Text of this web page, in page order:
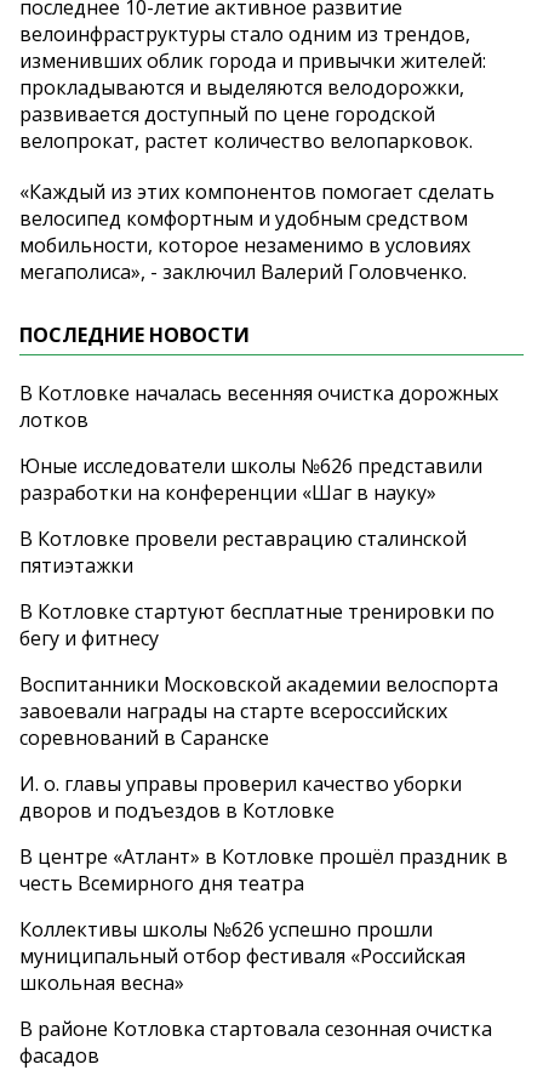
последнее 10-летие активное развитие
велоинфраструктуры стало одним из трендов,
изменивших облик города и привычки жителей:
прокладываются и выделяются велодорожки,
развивается доступный по цене городской
велопрокат, растет количество велопарковок.
«Каждый из этих компонентов помогает сделать
велосипед комфортным и удобным средством
мобильности, которое незаменимо в условиях
мегаполиса», - заключил Валерий Головченко.
ПОСЛЕДНИЕ НОВОСТИ
В Котловке началась весенняя очистка дорожных
лотков
Юные исследователи школы №626 представили
разработки на конференции «Шаг в науку»
В Котловке провели реставрацию сталинской
пятиэтажки
В Котловке стартуют бесплатные тренировки по
бегу и фитнесу
Воспитанники Московской академии велоспорта
завоевали награды на старте всероссийских
соревнований в Саранске
И. о. главы управы проверил качество уборки
дворов и подъездов в Котловке
В центре «Атлант» в Котловке прошёл праздник в
честь Всемирного дня театра
Коллективы школы №626 успешно прошли
муниципальный отбор фестиваля «Российская
школьная весна»
В районе Котловка стартовала сезонная очистка
фасадов